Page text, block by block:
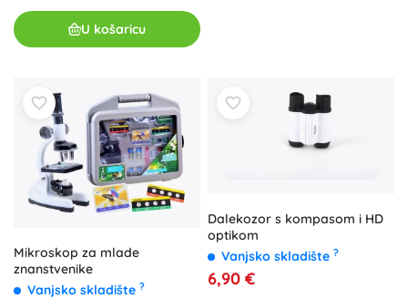
U košaricu
Mikroskop za mlade
znanstvenike
Vanjsko skladište ?
Dalekozor s kompasom i HD
optikom
Vanjsko skladište ?
6,90 €